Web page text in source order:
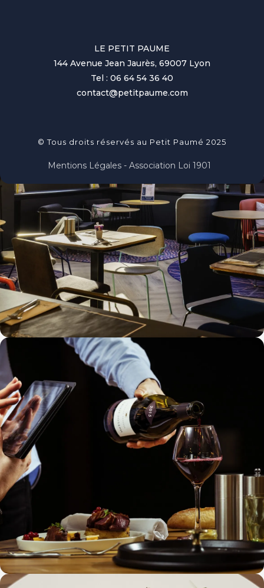
LE PETIT PAUME
144 Avenue Jean Jaurès, 69007 Lyon
Tel : 06 64 54 36 40
contact@petitpaume.com
© Tous droits réservés au Petit Paumé 2025
Mentions Légales - Association Loi 1901